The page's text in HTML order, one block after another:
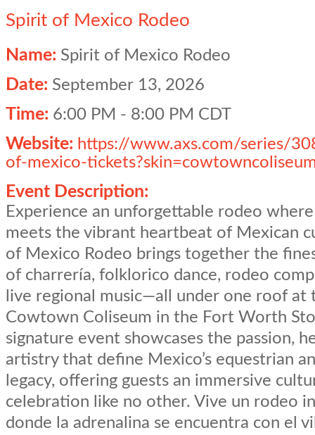
Spirit of Mexico Rodeo
Name: Spirit of Mexico Rodeo
Date: September 13, 2026
Time: 6:00 PM - 8:00 PM CDT
Website: https://www.axs.com/series/
of-mexico-
Event Description:
Experience an unforgettable rodeo
meets the vibrant heartbeat of Mexican
of Mexico Rodeo brings together the
of charrería, folklorico dance, rodeo
live regional music—all under one roof at
Cowtown Coliseum in the Fort Worth
signature event showcases the passion,
artistry that define Mexico’s equestrian
legacy, offering guests an immersive
celebration like no other. Vive un rodeo
donde la adrenalina se encuentra con el